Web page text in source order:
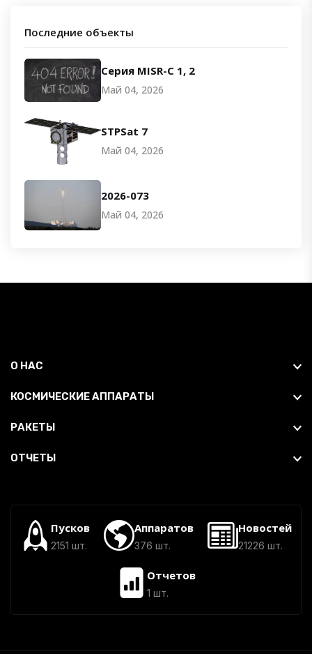
Последние объекты
Серия MISR-C 1, 2
Май 04, 2026
STPSat 7
Май 04, 2026
2026-073
Май 04, 2026
О НАС
КОСМИЧЕСКИЕ АППАРАТЫ
РАКЕТЫ
ОТЧЕТЫ
Пусков
2151 шт.
Аппаратов
376 шт.
Новостей
21226 шт.
Отчетов
1 шт.